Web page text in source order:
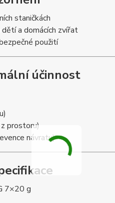
staničkách
a domácích zvířat
použití
účinnost
prostoru)
návratu)
7×20 g